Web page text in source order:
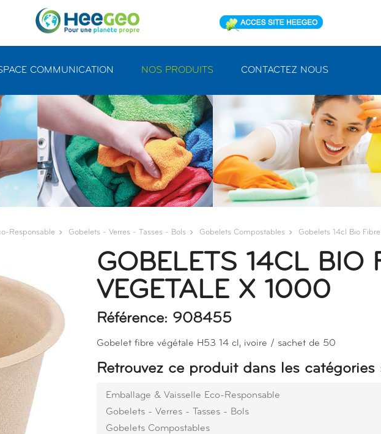
COMMUNICATION NOS PRODUITS CONTACTEZ NOUS
Responsable Gobelets - Verres - Tasses - Bols Gobelets Compostables Gobelets 14cl Bio
GOBELETS 14CL BIO
VEGETALE X 1000
Référence: 908455
Gobelet fibre végétale H53 14 cl, ivoire / sachet de 50
Retrouvez ce produit dans les catégories
Emballage & Vaisselle Eco-Responsable
Gobelets - Verres - Tasses - Bols
Gobelets Compostables